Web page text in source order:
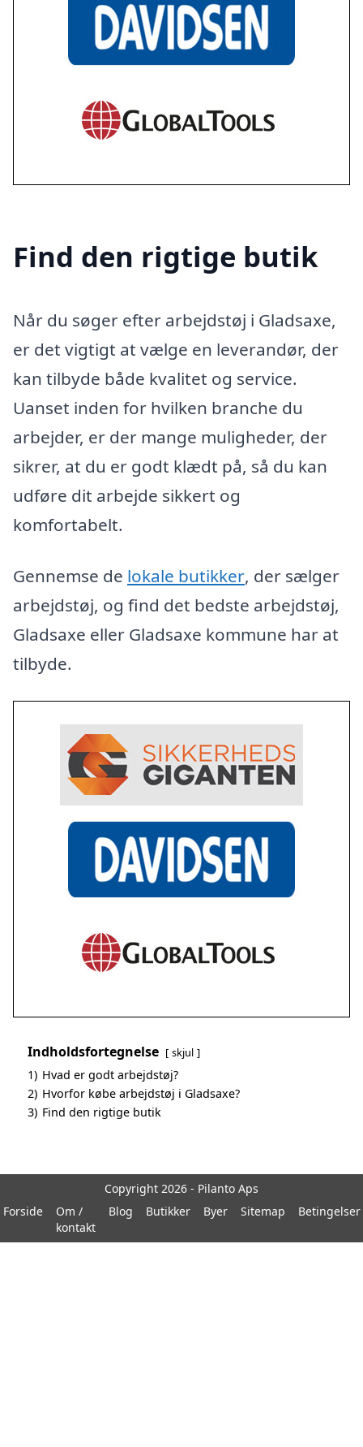
Find den rigtige butik
Når du søger efter arbejdstøj i Gladsaxe,
er det vigtigt at vælge en leverandør, der
kan tilbyde både kvalitet og service.
Uanset inden for hvilken branche du
arbejder, er der mange muligheder, der
sikrer, at du er godt klædt på, så du kan
udføre dit arbejde sikkert og
komfortabelt.
Gennemse de lokale butikker, der sælger
arbejdstøj, og find det bedste arbejdstøj,
Gladsaxe eller Gladsaxe kommune har at
tilbyde.
Indholdsfortegnelse skjul
1) Hvad er godt arbejdstøj?
2) Hvorfor købe arbejdstøj i Gladsaxe?
3) Find den rigtige butik
Copyright 2026 - Pilanto Aps
Forside
Om /
kontakt
Blog Butikker Byer Sitemap Betingelser